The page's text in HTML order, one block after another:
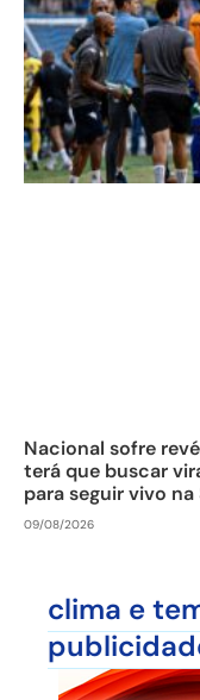
Nacional sofre
terá que buscar
para seguir vivo na
09/08/2026
clima e